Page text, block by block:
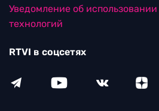
Уведомление об
технологий
RTVI в соцсетях